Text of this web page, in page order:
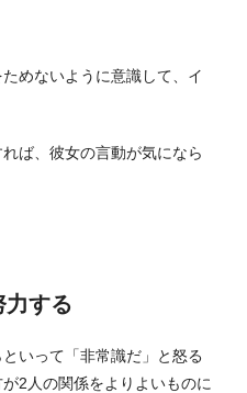
めないように意識して、イ
ば、彼女の言動が気になら
力する
いって「非常識だ」と怒る
2人の関係をよりよいものに